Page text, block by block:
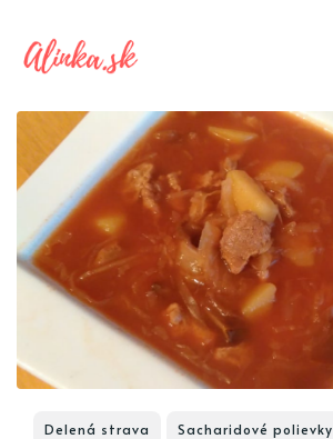
Delená strava Sacharidové polievky